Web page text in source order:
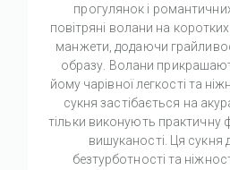
прогулянок і романтичних
повітряні волани на
манжети, додаючи
образу. Волани
йому чарівної легкості та
сукня застібається на
тільки виконують практичну
вишуканості. Ця сукня
безтурботності та